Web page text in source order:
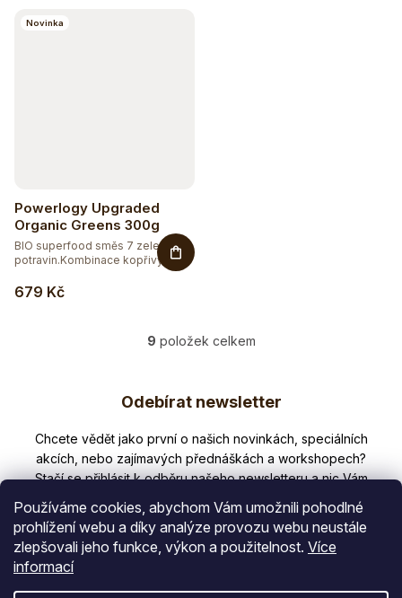
Používáme cookies, abychom Vám umožnili pohodlné
prohlížení webu a díky analýze provozu webu neustále
zlepšovali jeho funkce, výkon a použitelnost. Více
informací
Novinka
Powerlogy Upgraded
Organic Greens 300g
679 Kč
BIO superfood směs 7 zelených
potravin.Kombinace kopřivy,...
O
á
d
a
c
p
r
v
y
9 položek celkem
a
Odebírat newsletter
Nezmeškejte žádné novinky či slevy!
E-mail